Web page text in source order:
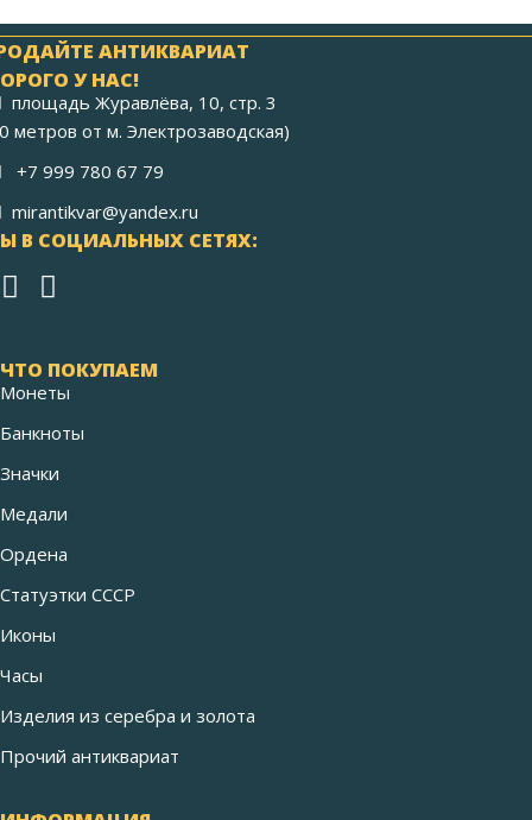
АНТИКВАРИАТ
У НАС!
площадь Журавлёва, 10, стр. 3
метров от м. Электрозаводская)
+7 999 780 67 79
mirantikvar@yandex.ru
В СОЦИАЛЬНЫХ СЕТЯХ:
ЧТО ПОКУПАЕМ
Монеты
Банкноты
Значки
Медали
Ордена
Статуэтки СССР
Иконы
Часы
Изделия из серебра и золота
Прочий антиквариат